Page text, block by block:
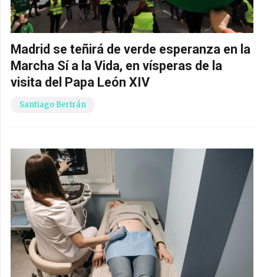
Madrid se teñirá de verde esperanza en la
Marcha Sí a la Vida, en vísperas de la
visita del Papa León XIV
Santiago Bertrán